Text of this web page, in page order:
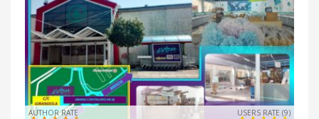
AUTHOR RATE USERS RATE (9)